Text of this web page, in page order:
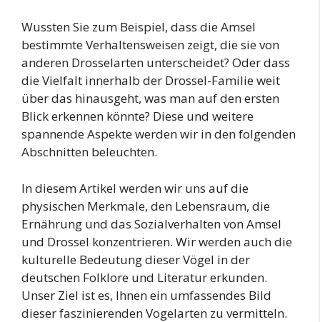
Wussten Sie zum Beispiel, dass die Amsel
bestimmte Verhaltensweisen zeigt, die sie von
anderen Drosselarten unterscheidet? Oder dass
die Vielfalt innerhalb der Drossel-Familie weit
über das hinausgeht, was man auf den ersten
Blick erkennen könnte? Diese und weitere
spannende Aspekte werden wir in den folgenden
Abschnitten beleuchten.
In diesem Artikel werden wir uns auf die
physischen Merkmale, den Lebensraum, die
Ernährung und das Sozialverhalten von Amsel
und Drossel konzentrieren. Wir werden auch die
kulturelle Bedeutung dieser Vögel in der
deutschen Folklore und Literatur erkunden.
Unser Ziel ist es, Ihnen ein umfassendes Bild
dieser faszinierenden Vogelarten zu vermitteln.